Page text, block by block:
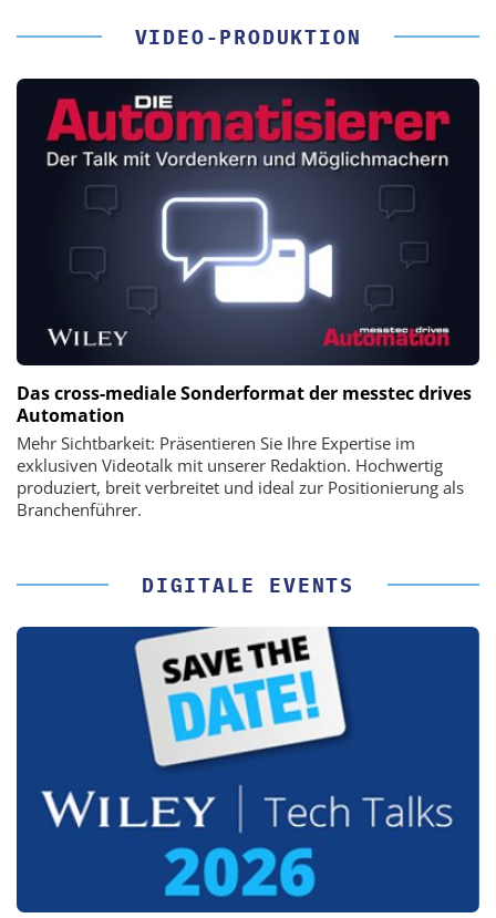
VIDEO-PRODUKTION
Das cross-mediale Sonderformat der messtec drives
Automation
Mehr Sichtbarkeit: Präsentieren Sie Ihre Expertise im
exklusiven Videotalk mit unserer Redaktion. Hochwertig
produziert, breit verbreitet und ideal zur Positionierung als
Branchenführer.
DIGITALE EVENTS